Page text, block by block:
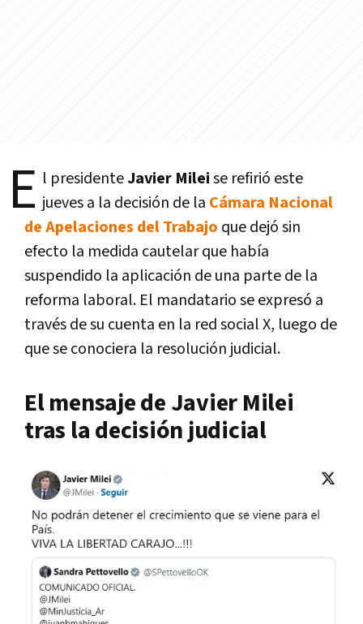
E l presidenteJavier Mileise refirió este
jueves a la decisión de la Cámara Nacional
de Apelaciones del Trabajo que dejó sin
efecto la medida cautelar que había
suspendido la aplicación de una parte de la
reforma laboral. El mandatario se expresó a
través de su cuenta en la red social X, luego de
que se conociera la resolución judicial.
El mensaje de Javier Milei
tras la decisión judicial